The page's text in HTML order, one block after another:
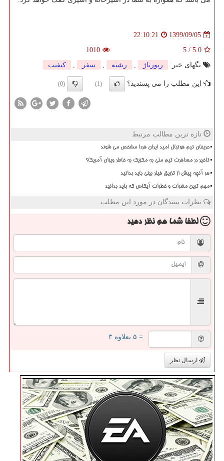
1399/09/05
22:10:21
5.0
/
5
1010
تگهای خبر:
رپورتاژ , رشته , سفر , كیفیت
این مطلب را می پسندید؟ (1)
(0)
تازه ترین مطالب مرتبط
حریفان تیم فوتبال امید ایران فردا مشخص می شوند
تاخیر در مسافرت تیم ملی به مکزیک به خاطر ویزای آمریکا؟
هر آنچه پیش از تزریق فیلر بینی باید بدانید
مهم ترین مضرات و خطرات آیکاس که باید بدانید
نظرات بینندگان در مورد این مطلب
لطفا شما همنظر دهید
= ۵ بعلاوه ۳
ارسال نظر